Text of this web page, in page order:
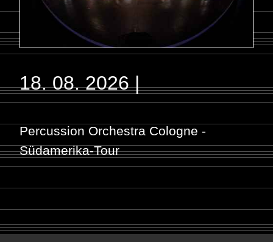
18. 08. 2026|
Percussion Orchestra Cologne -
Südamerika-Tour